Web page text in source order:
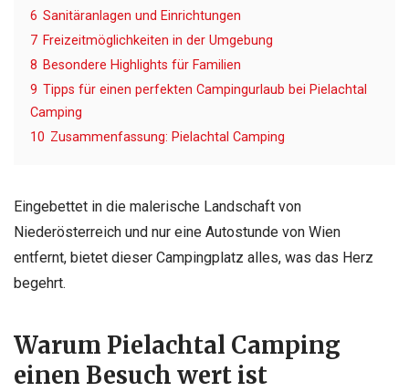
6 Sanitäranlagen und Einrichtungen
7 Freizeitmöglichkeiten in der Umgebung
8 Besondere Highlights für Familien
9 Tipps für einen perfekten Campingurlaub bei Pielachtal
Camping
10 Zusammenfassung: Pielachtal Camping
Eingebettet in die malerische Landschaft von
Niederösterreich und nur eine Autostunde von Wien
entfernt, bietet dieser Campingplatz alles, was das Herz
begehrt.
Warum Pielachtal Camping
einen Besuch wert ist